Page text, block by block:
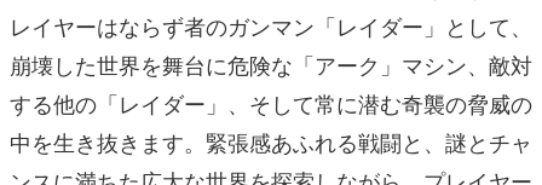
レイヤーはならず者のガンマン「レイダー」として、
崩壊した世界を舞台に危険な「アーク」マシン、敵対
する他の「レイダー」、そして常に潜む奇襲の脅威の
中を生き抜きます。緊張感あふれる戦闘と、謎とチャ